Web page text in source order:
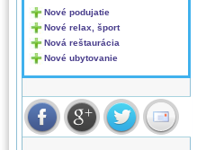
Nové podujatie
Nové relax, šport
Nová reštaurácia
Nové ubytovanie